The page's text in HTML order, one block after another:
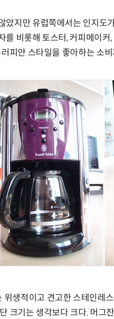
았지만 유럽쪽에서는 인지도
를 비롯해 토스터, 커피메이
피안 스타일을 좋아하는 소
위생적이고 견고한 스테인레
크기는 생각보다 크다. 머그